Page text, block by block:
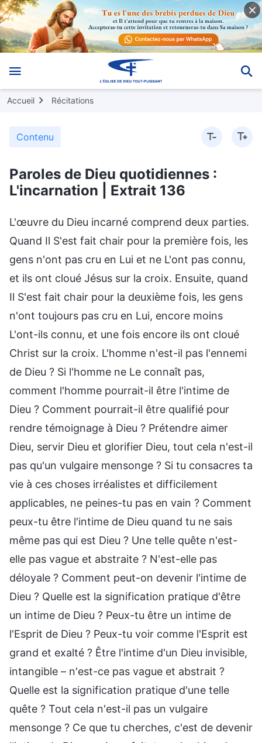
Accueil Récitations
Contenu
Paroles de Dieu quotidiennes :
L'incarnation | Extrait 136
L'œuvre du Dieu incarné comprend deux parties.
Quand Il S'est fait chair pour la première fois, les
gens n'ont pas cru en Lui et ne L'ont pas connu,
et ils ont cloué Jésus sur la croix. Ensuite, quand
Il S'est fait chair pour la deuxième fois, les gens
n'ont toujours pas cru en Lui, encore moins
L'ont-ils connu, et une fois encore ils ont cloué
Christ sur la croix. L'homme n'est-il pas l'ennemi
de Dieu ? Si l'homme ne Le connaît pas,
comment l'homme pourrait-il être l'intime de
Dieu ? Comment pourrait-il être qualifié pour
rendre témoignage à Dieu ? Prétendre aimer
Dieu, servir Dieu et glorifier Dieu, tout cela n'est-il
pas qu'un vulgaire mensonge ? Si tu consacres ta
vie à ces choses irréalistes et difficilement
applicables, ne peines-tu pas en vain ? Comment
peux-tu être l'intime de Dieu quand tu ne sais
même pas qui est Dieu ? Une telle quête n'est-
elle pas vague et abstraite ? N'est-elle pas
déloyale ? Comment peut-on devenir l'intime de
Dieu ? Quelle est la signification pratique d'être
un intime de Dieu ? Peux-tu être un intime de
l'Esprit de Dieu ? Peux-tu voir comme l'Esprit est
grand et exalté ? Être l'intime d'un Dieu invisible,
intangible – n'est-ce pas vague et abstrait ?
Quelle est la signification pratique d'une telle
quête ? Tout cela n'est-il pas un vulgaire
mensonge ? Ce que tu cherches, c'est de devenir